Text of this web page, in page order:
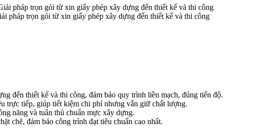
pháp trọn gói từ xin giấy phép xây dựng đến thiết kế và thi công
đến thiết kế và thi công, đảm bảo quy trình liền mạch, đúng tiến độ.
trực tiếp, giúp tiết kiệm chi phí nhưng vẫn giữ chất lượng.
năng và tuân thủ chuẩn mực xây dựng.
chẽ, đảm bảo công trình đạt tiêu chuẩn cao nhất.